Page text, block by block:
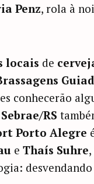
Penz, rola à
locais de
conhecerão
Sebrae/RS
Porto Alegre
e Thaís Suhre
desvendando